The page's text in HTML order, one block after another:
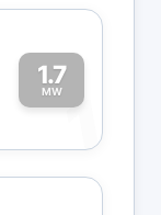
1.7
MW1